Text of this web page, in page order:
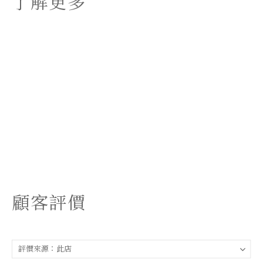
顧客評價